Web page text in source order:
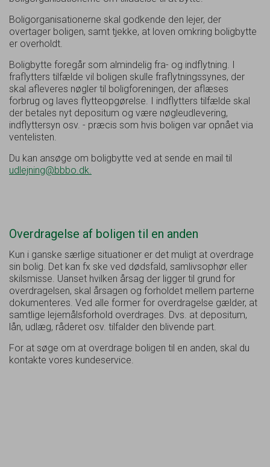
Boligorganisationerne skal godkende den lejer, der
overtager boligen, samt tjekke, at loven omkring boligbytte
er overholdt.
Boligbytte foregår som almindelig fra- og indflytning. I
fraflytters tilfælde vil boligen skulle fraflytningssynes, der
skal afleveres nøgler til boligforeningen, der aflæses
forbrug og laves flytteopgørelse. I indflytters tilfælde skal
der betales nyt depositum og være nøgleudlevering,
indflyttersyn osv. - præcis som hvis boligen var opnået via
ventelisten.
Du kan ansøge om boligbytte ved at sende en mail til
udlejning@bbbo.dk.
Overdragelse af boligen til en anden
Kun i ganske særlige situationer er det muligt at overdrage
sin bolig. Det kan fx ske ved dødsfald, samlivsophør eller
skilsmisse. Uanset hvilken årsag der ligger til grund for
overdragelsen, skal årsagen og forholdet mellem parterne
dokumenteres. Ved alle former for overdragelse gælder, at
samtlige lejemålsforhold overdrages. Dvs. at depositum,
lån, udlæg, råderet osv. tilfalder den blivende part.
For at søge om at overdrage boligen til en anden, skal du
kontakte vores kundeservice.